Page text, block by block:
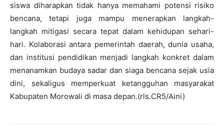
siswa diharapkan tidak hanya memahami potensi risiko
bencana, tetapi juga mampu menerapkan langkah-
langkah mitigasi secara tepat dalam kehidupan sehari-
hari. Kolaborasi antara pemerintah daerah, dunia usaha,
dan institusi pendidikan menjadi langkah konkret dalam
menanamkan budaya sadar dan siaga bencana sejak usia
dini, sekaligus memperkuat ketangguhan masyarakat
Kabupaten Morowali di masa depan.(rls.CR5/Aini)